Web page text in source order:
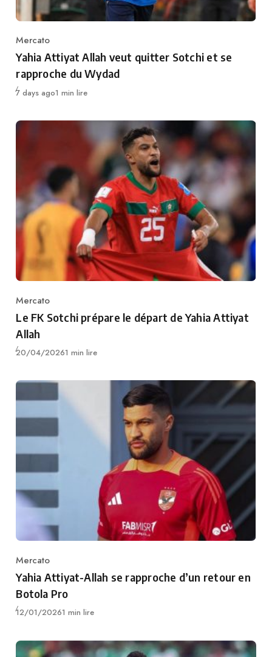
Category
Mercato
Yahia Attiyat Allah veut quitter Sotchi et se
rapproche du Wydad
Publié
7 days ago1 min lire
Category
Mercato
Le FK Sotchi prépare le départ de Yahia Attiyat
Allah
Publié
20/04/20261 min lire
Category
Mercato
Yahia Attiyat-Allah se rapproche d’un retour en
Botola Pro
Publié
12/01/20261 min lire